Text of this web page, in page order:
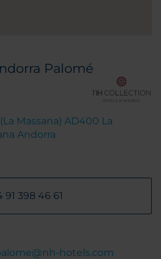
Palomé
Massana) AD400 La
Andorra
91 398 46 61
hotels.com